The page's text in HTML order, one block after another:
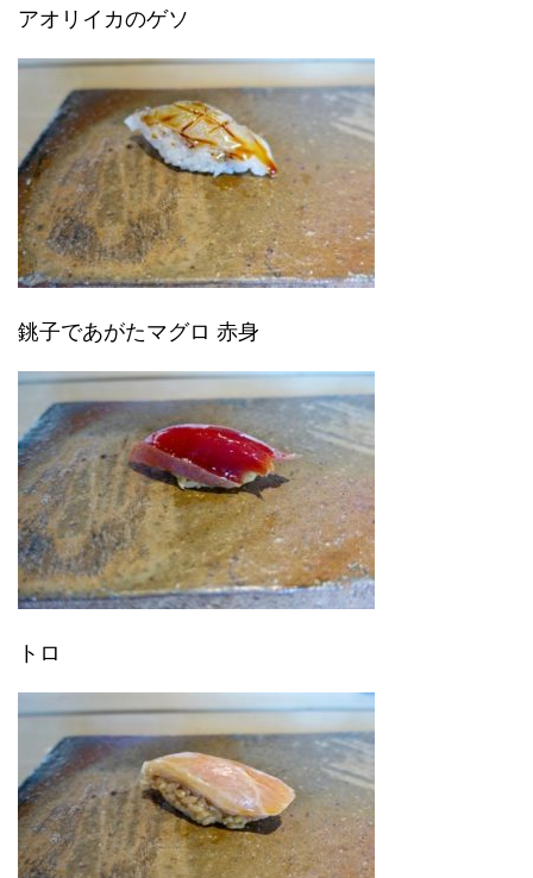
アオリイカのゲソ
銚子であがたマグロ 赤身
トロ